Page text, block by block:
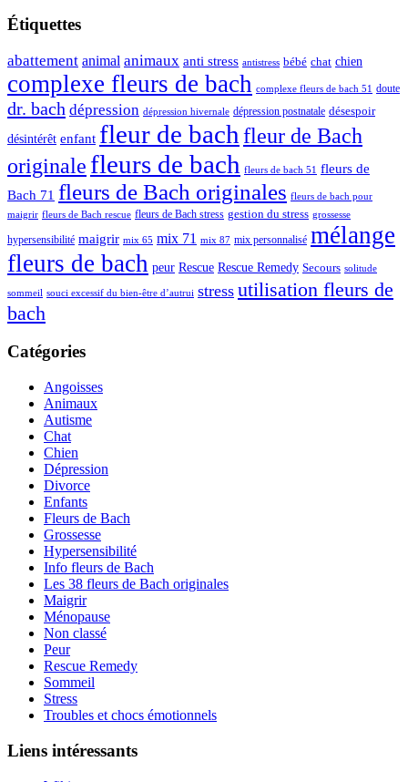
Étiquettes
abattement animal animaux anti stress antistress bébé chat chien
complexe fleurs de bach complexe fleurs de bach 51 doute
dr. bach dépression dépression hivernale dépression postnatale désespoir
désintérêt enfant fleur de bach fleur de Bach
originale fleurs de bach fleurs de bach 51 fleurs de
Bach 71 fleurs de Bach originales fleurs de bach pour
maigrir fleurs de Bach rescue fleurs de Bach stress gestion du stress grossesse
hypersensibilité maigrir mix 65 mix 71 mix 87 mix personnalisé mélange
fleurs de bach peur Rescue Rescue Remedy Secours solitude
sommeil souci excessif du bien-être d’autrui stress utilisation fleurs de
bach
Catégories
Angoisses
Animaux
Autisme
Chat
Chien
Dépression
Divorce
Enfants
Fleurs de Bach
Grossesse
Hypersensibilité
Info fleurs de Bach
Les 38 fleurs de Bach originales
Maigrir
Ménopause
Non classé
Peur
Rescue Remedy
Sommeil
Stress
Troubles et chocs émotionnels
Liens intéressants